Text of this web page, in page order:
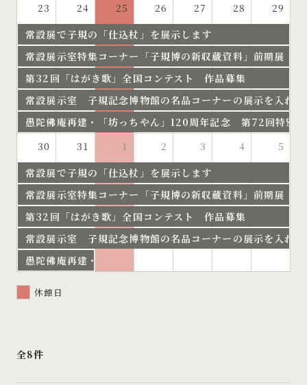
23
24 25 26 27 28
29
常設展で子規の「仕込杖」を展示します
常設展示室特集コーナー「子規博の新収蔵資料」前期展
第32回「はがき歌」全国コンテスト 作品募集
常設展示室 子規記念博物館の名品コーナーの展示を入れ
愚陀佛庵再建・「坊っちやん」120周年記念 第72回特別
30
31 1 2 3 4
5
常設展で子規の「仕込杖」を展示します
常設展示室特集コーナー「子規博の新収蔵資料」前期展
第32回「はがき歌」全国コンテスト 作品募集
常設展示室 子規記念博物館の名品コーナーの展示を入れ
愚陀佛庵再建・「坊っちやん」120周年記念 第72回特別
休館日
全8件